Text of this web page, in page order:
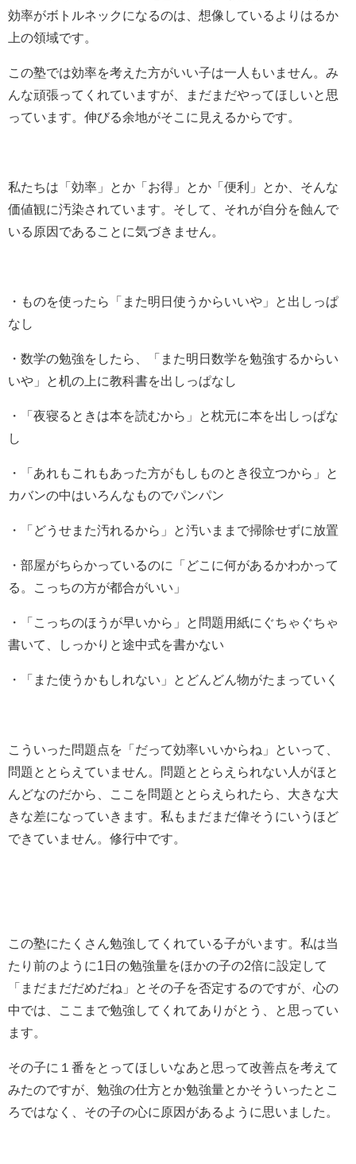
効率がボトルネックになるのは、想像しているよりはるか
上の領域です。
この塾では効率を考えた方がいい子は一人もいません。み
んな頑張ってくれていますが、まだまだやってほしいと思
っています。伸びる余地がそこに見えるからです。
私たちは「効率」とか「お得」とか「便利」とか、そんな
価値観に汚染されています。そして、それが自分を蝕んで
いる原因であることに気づきません。
・ものを使ったら「また明日使うからいいや」と出しっぱ
なし
・数学の勉強をしたら、「また明日数学を勉強するからい
いや」と机の上に教科書を出しっぱなし
・「夜寝るときは本を読むから」と枕元に本を出しっぱな
し
・「あれもこれもあった方がもしものとき役立つから」と
カバンの中はいろんなものでパンパン
・「どうせまた汚れるから」と汚いままで掃除せずに放置
・部屋がちらかっているのに「どこに何があるかわかって
る。こっちの方が都合がいい」
・「こっちのほうが早いから」と問題用紙にぐちゃぐちゃ
書いて、しっかりと途中式を書かない
・「また使うかもしれない」とどんどん物がたまっていく
こういった問題点を「だって効率いいからね」といって、
問題ととらえていません。問題ととらえられない人がほと
んどなのだから、ここを問題ととらえられたら、大きな大
きな差になっていきます。私もまだまだ偉そうにいうほど
できていません。修行中です。
この塾にたくさん勉強してくれている子がいます。私は当
たり前のように1日の勉強量をほかの子の2倍に設定して
「まだまだだめだね」とその子を否定するのですが、心の
中では、ここまで勉強してくれてありがとう、と思ってい
ます。
その子に１番をとってほしいなあと思って改善点を考えて
みたのですが、勉強の仕方とか勉強量とかそういったとこ
ろではなく、その子の心に原因があるように思いました。